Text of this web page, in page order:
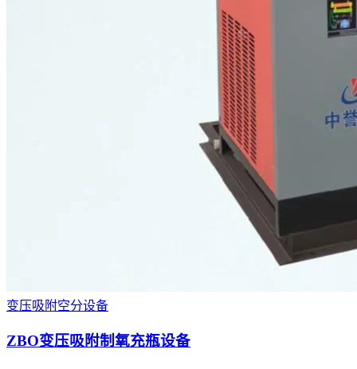
变压吸附空分设备
ZBO变压吸附制氧充瓶设备